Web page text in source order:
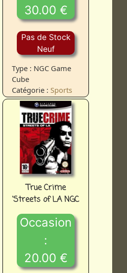
30.00 €
Pas de Stock
Neuf
Type : NGC Game
Cube
Catégorie : Sports
True Crime
'Streets of LA NGC
Occasion
:
20.00 €